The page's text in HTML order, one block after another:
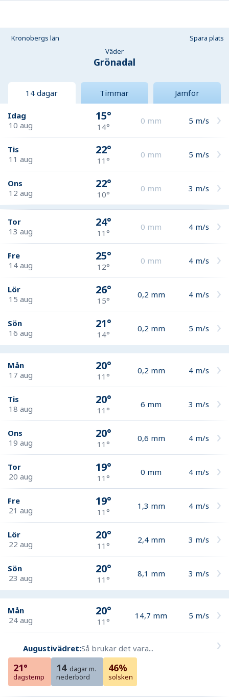
Kronobergs län
Spara plats
Väder
Grönadal
14 dagar Timmar Jämför
Idag
10 aug
15°
14°
0 mm 5 m/s
Tis
11 aug
22°
11°
0 mm 5 m/s
Ons
12 aug
22°
10°
0 mm 3 m/s
Tor
13 aug
24°
11°
0 mm 4 m/s
Fre
14 aug
25°
12°
0 mm 4 m/s
Lör
15 aug
26°
15°
0,2 mm 4 m/s
Sön
16 aug
21°
14°
0,2 mm 5 m/s
Mån
17 aug
20°
11°
0,2 mm 4 m/s
Tis
18 aug
20°
11°
6 mm 3 m/s
Ons
19 aug
20°
11°
0,6 mm 4 m/s
Tor
20 aug
19°
11°
0 mm 4 m/s
Fre
21 aug
19°
11°
1,3 mm 4 m/s
Lör
22 aug
20°
11°
2,4 mm 3 m/s
Sön
23 aug
20°
11°
8,1 mm 3 m/s
Mån
24 aug
20°
11°
14,7 mm 5 m/s
Augustivädret:Så brukar det vara...
21°
dagstemp
14 dagar m.
nederbörd
46%
solsken